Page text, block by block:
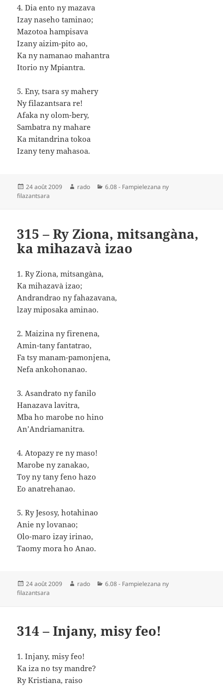
4. Dia ento ny mazava
Izay naseho taminao;
Mazotoa hampisava
Izany aizim-pito ao,
Ka ny namanao mahantra
Itorio ny Mpiantra.
5. Eny, tsara sy mahery
Ny filazantsara re!
Afaka ny olom-bery,
Sambatra ny mahare
Ka mitandrina tokoa
Izany teny mahasoa.
Publié
le
24 août 2009 Auteur
rado Catégories
6.08 - Fampielezana ny
filazantsara
315 – Ry Ziona, mitsangàna,
ka mihazavà izao
1. Ry Ziona, mitsangàna,
Ka mihazavà izao;
Andrandrao ny fahazavana,
lzay miposaka aminao.
2. Maizina ny firenena,
Amin-tany fantatrao,
Fa tsy manam-pamonjena,
Nefa ankohonanao.
3. Asandrato ny fanilo
Hanazava lavitra,
Mba ho marobe no hino
An’Andriamanitra.
4. Atopazy re ny maso!
Marobe ny zanakao,
Toy ny tany feno hazo
Eo anatrehanao.
5. Ry Jesosy, hotahinao
Anie ny lovanao;
Olo-maro izay irinao,
Taomy mora ho Anao.
Publié
le
24 août 2009 Auteur
rado Catégories
6.08 - Fampielezana ny
filazantsara
314 – Injany, misy feo!
1. Injany, misy feo!
Ka iza no tsy mandre?
Ry Kristiana, raiso